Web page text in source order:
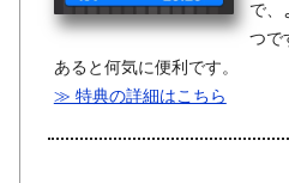
で、
つで
あると何気に便利です。
≫ 特典の詳細はこちら